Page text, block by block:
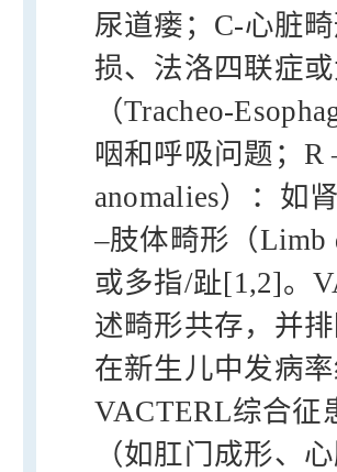
尿道瘘；C-心脏
损、法洛四联症
（Tracheo-
咽和呼吸问题；R
anomalies）：如
–肢体畸形（Limb
或多指/趾[1,2]。
述畸形共存，并
在新生儿中发病
VACTERL综合征
（如肛门成形、